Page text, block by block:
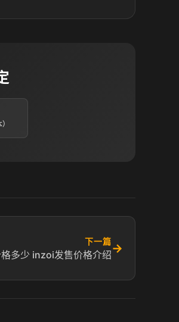
下一篇
多少 inzoi发售价格介绍→